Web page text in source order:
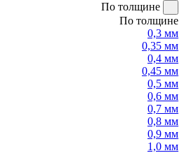
По толщине
По толщине
0,3 мм
0,35 мм
0,4 мм
0,45 мм
0,5 мм
0,6 мм
0,7 мм
0,8 мм
0,9 мм
1,0 мм